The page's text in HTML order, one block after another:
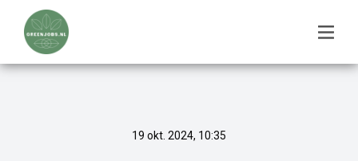
19 okt. 2024, 10:35